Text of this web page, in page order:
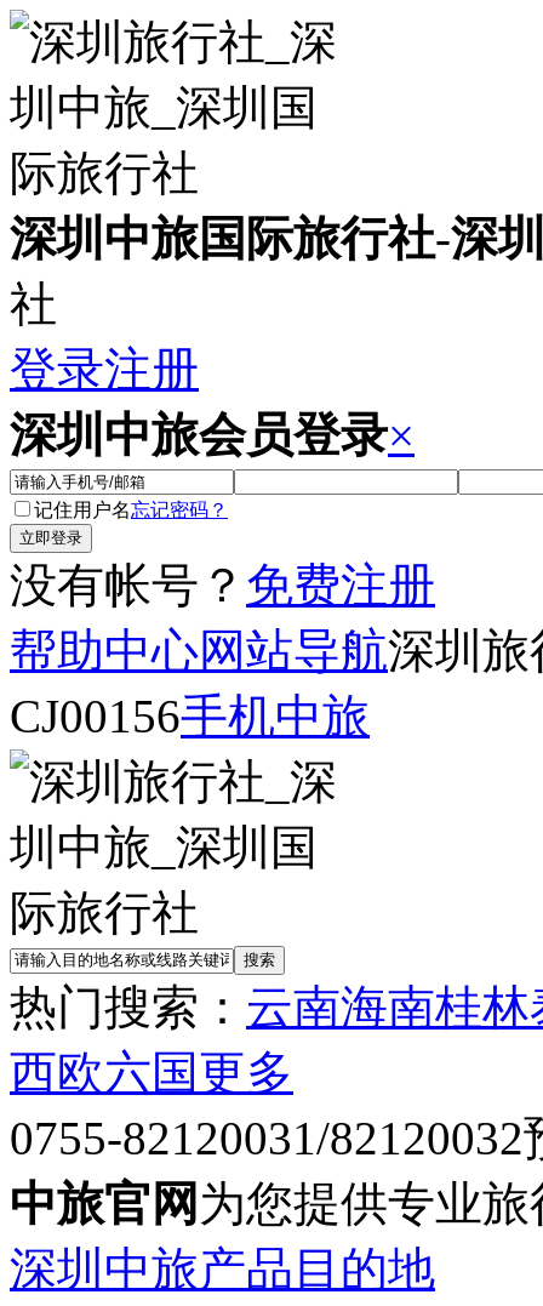
深圳中旅国际旅行社-深
社
登录注册
深圳中旅会员登录×
记住用户名忘记密码？
没有帐号？ 免费注册
帮助中心网站导航深圳旅
CJ00156手机中旅
热门搜索： 云南海南桂林
西欧六国更多
0755-82120031/82120032
中旅官网 为您提供专业
深圳中旅产品目的地